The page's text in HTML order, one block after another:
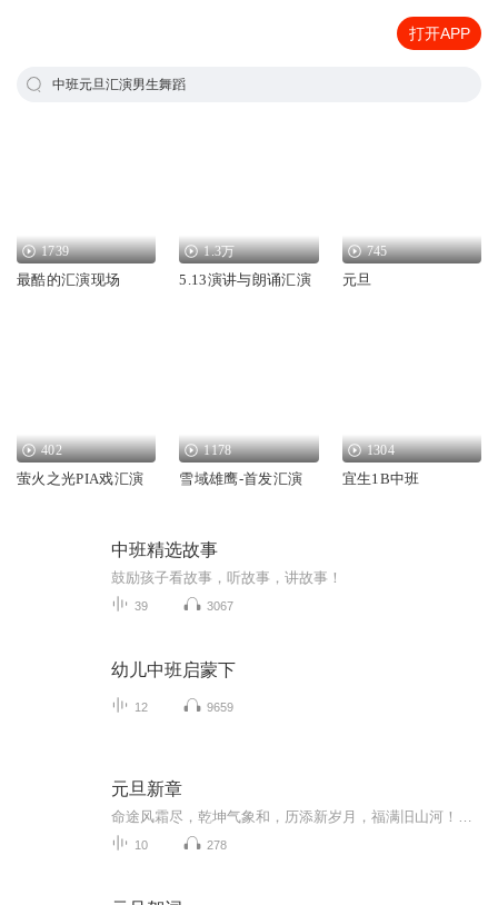
打开APP
中班元旦汇演男生舞蹈
1739
最酷的汇演现场
1.3万
5.13演讲与朗诵汇演
745
元旦
402
萤火之光PIA戏汇演
1178
雪域雄鹰-首发汇演
1304
宜生1B中班
中班精选故事
鼓励孩子看故事，听故事，讲故事！
39 3067
幼儿中班启蒙下
12 9659
元旦新章
10 278